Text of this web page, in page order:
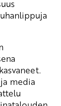
media